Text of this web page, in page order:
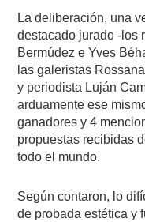
La deliberación, una
destacado jurado -los
Bermúdez e Yves
las galeristas
y periodista Luján
arduamente ese
ganadores y 4
propuestas recibidas
todo el mundo.
Según contaron, lo
de probada estética y